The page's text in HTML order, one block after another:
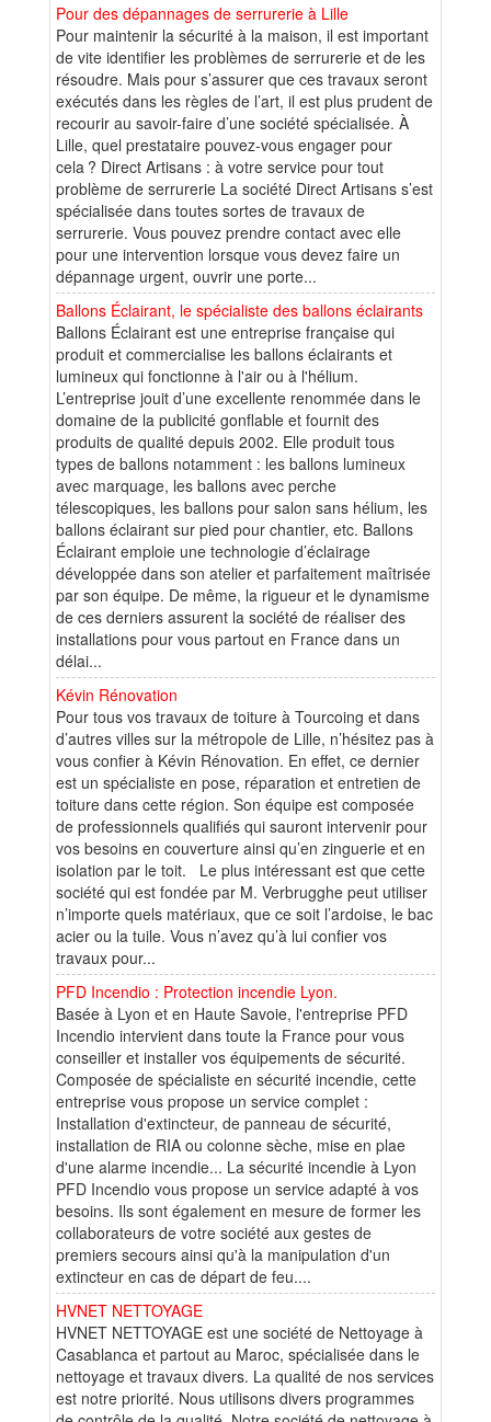
Pour des dépannages de serrurerie à Lille
Pour maintenir la sécurité à la maison, il est important
de vite identifier les problèmes de serrurerie et de les
résoudre. Mais pour s’assurer que ces travaux seront
exécutés dans les règles de l’art, il est plus prudent de
recourir au savoir-faire d’une société spécialisée. À
Lille, quel prestataire pouvez-vous engager pour
cela ? Direct Artisans : à votre service pour tout
problème de serrurerie La société Direct Artisans s’est
spécialisée dans toutes sortes de travaux de
serrurerie. Vous pouvez prendre contact avec elle
pour une intervention lorsque vous devez faire un
dépannage urgent, ouvrir une porte...
Ballons Éclairant, le spécialiste des ballons éclairants
Ballons Éclairant est une entreprise française qui
produit et commercialise les ballons éclairants et
lumineux qui fonctionne à l'air ou à l'hélium.
L’entreprise jouit d’une excellente renommée dans le
domaine de la publicité gonflable et fournit des
produits de qualité depuis 2002. Elle produit tous
types de ballons notamment : les ballons lumineux
avec marquage, les ballons avec perche
télescopiques, les ballons pour salon sans hélium, les
ballons éclairant sur pied pour chantier, etc. Ballons
Éclairant emploie une technologie d’éclairage
développée dans son atelier et parfaitement maîtrisée
par son équipe. De même, la rigueur et le dynamisme
de ces derniers assurent la société de réaliser des
installations pour vous partout en France dans un
délai...
Kévin Rénovation
Pour tous vos travaux de toiture à Tourcoing et dans
d’autres villes sur la métropole de Lille, n’hésitez pas à
vous confier à Kévin Rénovation. En effet, ce dernier
est un spécialiste en pose, réparation et entretien de
toiture dans cette région. Son équipe est composée
de professionnels qualifiés qui sauront intervenir pour
vos besoins en couverture ainsi qu’en zinguerie et en
isolation par le toit. Le plus intéressant est que cette
société qui est fondée par M. Verbrugghe peut utiliser
n’importe quels matériaux, que ce soit l’ardoise, le bac
acier ou la tuile. Vous n’avez qu’à lui confier vos
travaux pour...
PFD Incendio : Protection incendie Lyon.
Basée à Lyon et en Haute Savoie, l'entreprise PFD
Incendio intervient dans toute la France pour vous
conseiller et installer vos équipements de sécurité.
Composée de spécialiste en sécurité incendie, cette
entreprise vous propose un service complet :
Installation d'extincteur, de panneau de sécurité,
installation de RIA ou colonne sèche, mise en plae
d'une alarme incendie... La sécurité incendie à Lyon
PFD Incendio vous propose un service adapté à vos
besoins. Ils sont également en mesure de former les
collaborateurs de votre société aux gestes de
premiers secours ainsi qu'à la manipulation d'un
extincteur en cas de départ de feu....
HVNET NETTOYAGE
HVNET NETTOYAGE est une société de Nettoyage à
Casablanca et partout au Maroc, spécialisée dans le
nettoyage et travaux divers. La qualité de nos services
est notre priorité. Nous utilisons divers programmes